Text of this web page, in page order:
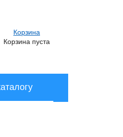
Корзина
Корзина пуста